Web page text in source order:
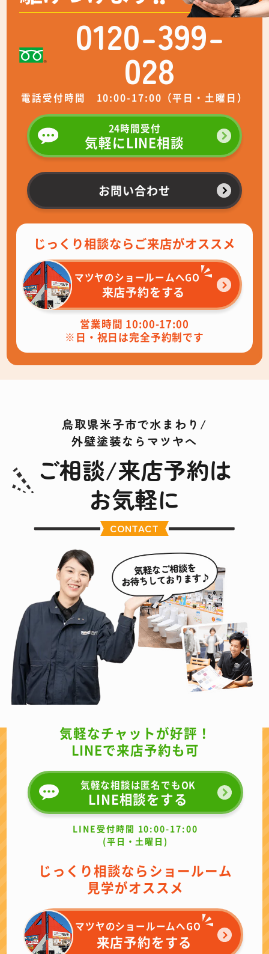
0120-399-
028
電話受付時間 10:00-17:00（平日・土曜日）
24時間受付
気軽にLINE相談
お問い合わせ
じっくり相談ならご来店がオススメ
マツヤのショールームへGO
来店予約をする
営業時間 10:00-17:00
※日・祝日は完全予約制です
鳥取県米子市で水まわり/
外壁塗装ならマツヤへ
ご相談/来店予約は
お気軽に
CONTACT
気軽なチャットが好評！
LINEで来店予約も可
気軽な相談は匿名でもOK
LINE相談をする
LINE受付時間 10:00-17:00
(平日・土曜日)
じっくり相談ならショールーム
見学がオススメ
マツヤのショールームへGO
来店予約をする